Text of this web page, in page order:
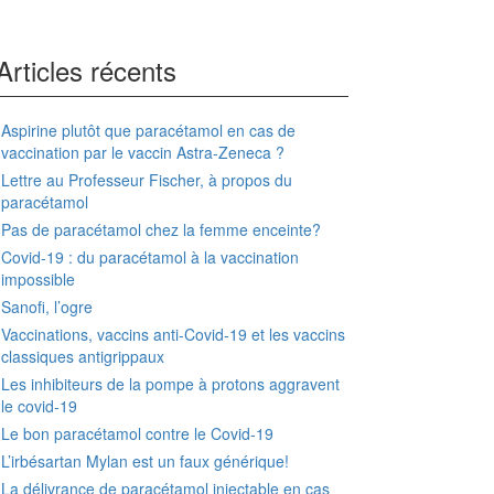
récents
Aspirine plutôt que paracétamol en cas de
vaccination par le vaccin Astra-Zeneca ?
Lettre au Professeur Fischer, à propos du
paracétamol
Pas de paracétamol chez la femme enceinte?
Covid-19 : du paracétamol à la vaccination
impossible
Sanofi, l’ogre
Vaccinations, vaccins anti-Covid-19 et les vaccins
classiques antigrippaux
Les inhibiteurs de la pompe à protons aggravent
le covid-19
Le bon paracétamol contre le Covid-19
L’irbésartan Mylan est un faux générique!
La délivrance de paracétamol injectable en cas